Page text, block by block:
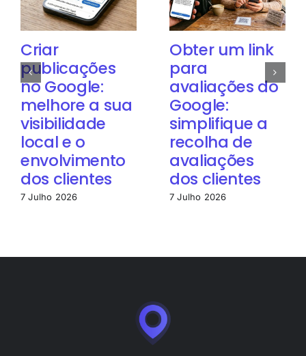
Criar
publicações
no Google:
melhore a sua
visibilidade
local e o
envolvimento
dos clientes
7 Julho 2026
Obter um link
para
avaliações do
Google:
simplifique a
recolha de
avaliações
dos clientes
7 Julho 2026